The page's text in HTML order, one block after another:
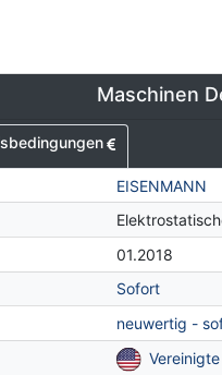
Maschinen
EISENMANN
01.2018
Sofort
neuwertig -